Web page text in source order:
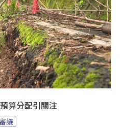
算分配引關注
議